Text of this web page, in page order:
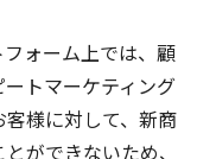
ォーム上では、顧
トマーケティング
様に対して、新商
ができないため、